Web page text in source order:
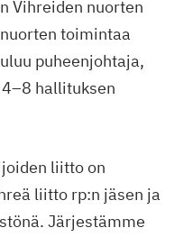
Vihreiden nuorten
toimintaa
puheenjohtaja,
hallituksen
liitto on
liitto rp:n jäsen ja
Järjestämme